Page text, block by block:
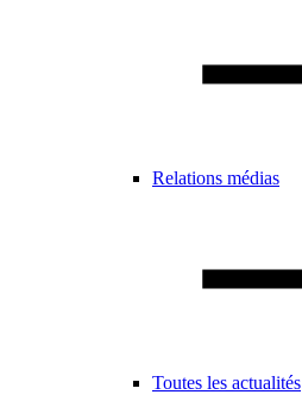
Relations médias
Toutes les actualités